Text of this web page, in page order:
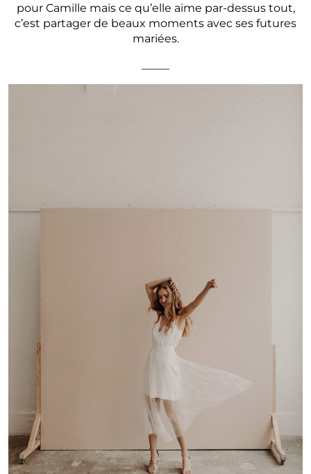
pour Camille mais ce qu’elle aime par-dessus tout,
c’est partager de beaux moments avec ses futures
mariées.